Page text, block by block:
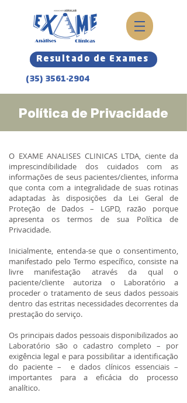
Resultado de Exames
(35) 3561-2904
Política de Privacidade
O EXAME ANALISES CLINICAS LTDA, ciente da
imprescindibilidade dos cuidados com as
informações de seus pacientes/clientes, informa
que conta com a integralidade de suas rotinas
adaptadas às disposições da Lei Geral de
Proteção de Dados – LGPD, razão porque
apresenta os termos de sua Política de
Privacidade.
Inicialmente, entenda-se que o consentimento,
manifestado pelo Termo específico, consiste na
livre manifestação através da qual o
paciente/cliente autoriza o Laboratório a
proceder o tratamento de seus dados pessoais
dentro das estritas necessidades decorrentes da
prestação do serviço.
Os principais dados pessoais disponibilizados ao
Laboratório são o cadastro completo – por
exigência legal e para possibilitar a identificação
do paciente – e dados clínicos essenciais –
importantes para a eficácia do processo
analítico.